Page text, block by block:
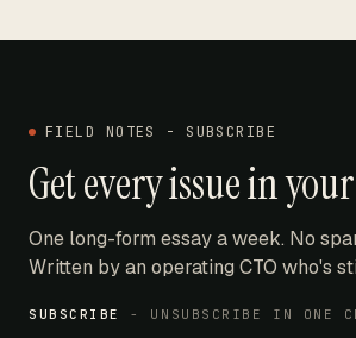
FIELD NOTES - SUBSCRIBE
Get every issue in your
One long-form essay a week. No
Written by an operating CTO who's
SUBSCRIBE - UNSUBSCRIBE IN ONE